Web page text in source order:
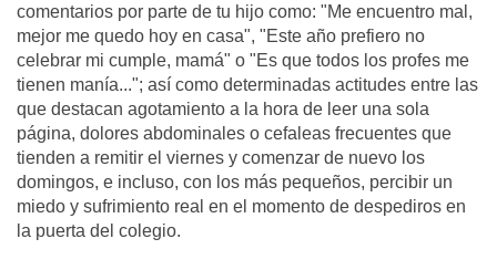
comentarios por parte de tu hijo como: "Me encuentro mal,
mejor me quedo hoy en casa", "Este año prefiero no
celebrar mi cumple, mamá" o "Es que todos los profes me
tienen manía..."; así como determinadas actitudes entre las
que destacan agotamiento a la hora de leer una sola
página, dolores abdominales o cefaleas frecuentes que
tienden a remitir el viernes y comenzar de nuevo los
domingos, e incluso, con los más pequeños, percibir un
miedo y sufrimiento real en el momento de despediros en
la puerta del colegio.